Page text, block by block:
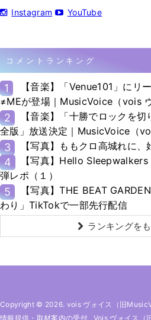
Instagram YouTube
コメントランキング
1
【音楽】「Venue101」にリ
≠MEが登場｜MusicVoice（vois
2
【音楽】「十勝でロックを
全版」放送決定｜MusicVoice（
3 【写真】ももクロ高城れに、
4
【写真】Hello Sleepwalkers
弾レポ（１）
5
【写真】THE BEAT
わり」TikTokで一部先行配信
ランキングを
Copyright © 2026. vois ヴォイス（旧
情報提供・取材案内の受付
Vois ヴォイス（